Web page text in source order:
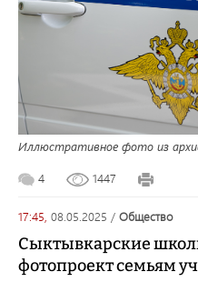
Иллюстративное фото из
4 1447
17:45, 08.05.2025 / общество
Сыктывкарские
фотопроект семьям